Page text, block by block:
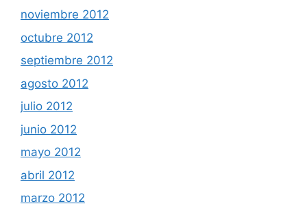
noviembre 2012
octubre 2012
septiembre 2012
agosto 2012
julio 2012
junio 2012
mayo 2012
abril 2012
marzo 2012